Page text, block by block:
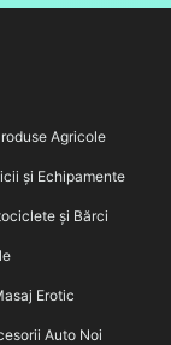
Agricole
și Echipamente
și Bărci
Erotic
Auto Noi